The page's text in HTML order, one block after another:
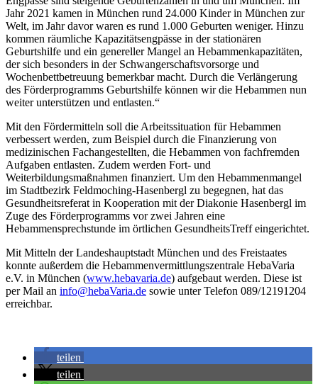
Jahr 2021 kamen in München rund 24.000 Kinder in München zur
Welt, im Jahr davor waren es rund 1.000 Geburten weniger. Hinzu
kommen räumliche Kapazitätsengpässe in der stationären
Geburtshilfe und ein genereller Mangel an Hebammenkapazitäten,
der sich besonders in der Schwangerschaftsvorsorge und
Wochenbettbetreuung bemerkbar macht. Durch die Verlängerung
des Förderprogramms Geburtshilfe können wir die Hebammen nun
weiter unterstützen und entlasten.“
Mit den Fördermitteln soll die Arbeitssituation für Hebammen
verbessert werden, zum Beispiel durch die Finanzierung von
medizinischen Fachangestellten, die Hebammen von fachfremden
Aufgaben entlasten. Zudem werden Fort- und
Weiterbildungsmaßnahmen finanziert. Um den Hebammenmangel
im Stadtbezirk Feldmoching-Hasenbergl zu begegnen, hat das
Gesundheitsreferat in Kooperation mit der Diakonie Hasenbergl im
Zuge des Förderprogramms vor zwei Jahren eine
Hebammensprechstunde im örtlichen GesundheitsTreff eingerichtet.
Mit Mitteln der Landeshauptstadt München und des Freistaates
konnte außerdem die Hebammenvermittlungszentrale HebaVaria
e.V. in München (www.hebavaria.de) aufgebaut werden. Diese ist
per Mail an info@hebaVaria.de sowie unter Telefon 089/12191204
erreichbar.
teilen
teilen